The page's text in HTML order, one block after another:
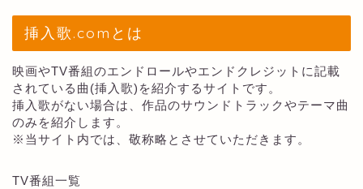
挿入歌.comとは
映画やTV番組のエンドロールやエンドクレジットに記載
されている曲(挿入歌)を紹介するサイトです。
挿入歌がない場合は、作品のサウンドトラックやテーマ曲
のみを紹介します。
※当サイト内では、敬称略とさせていただきます。
TV番組一覧